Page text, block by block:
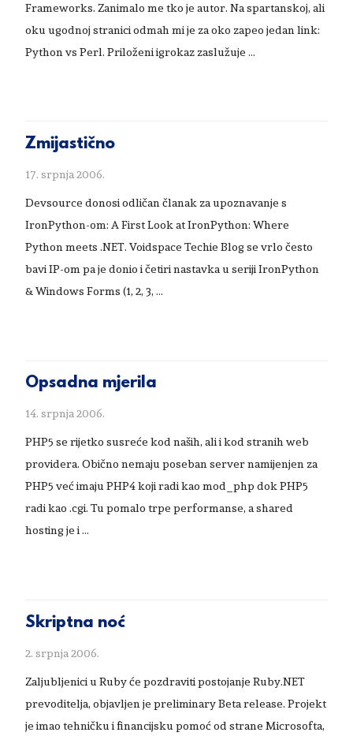
Frameworks. Zanimalo me tko je autor. Na spartanskoj, ali
oku ugodnoj stranici odmah mi je za oko zapeo jedan link:
Python vs Perl. Priloženi igrokaz zaslužuje …
Zmijastično
17. srpnja 2006.
Devsource donosi odličan članak za upoznavanje s
IronPython-om: A First Look at IronPython: Where
Python meets .NET. Voidspace Techie Blog se vrlo često
bavi IP-om pa je donio i četiri nastavka u seriji IronPython
& Windows Forms (1, 2, 3, …
Opsadna mjerila
14. srpnja 2006.
PHP5 se rijetko susreće kod naših, ali i kod stranih web
providera. Obično nemaju poseban server namijenjen za
PHP5 već imaju PHP4 koji radi kao mod_php dok PHP5
radi kao .cgi. Tu pomalo trpe performanse, a shared
hosting je i …
Skriptna noć
2. srpnja 2006.
Zaljubljenici u Ruby će pozdraviti postojanje Ruby.NET
prevoditelja, objavljen je preliminary Beta release. Projekt
je imao tehničku i financijsku pomoć od strane Microsofta,